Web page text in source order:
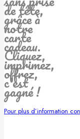
de tête,
grâce à
notre
carte
cadeau.
Cliquez,
imprimez,
offrez,
c'est
gagné !
Pour plus d’information